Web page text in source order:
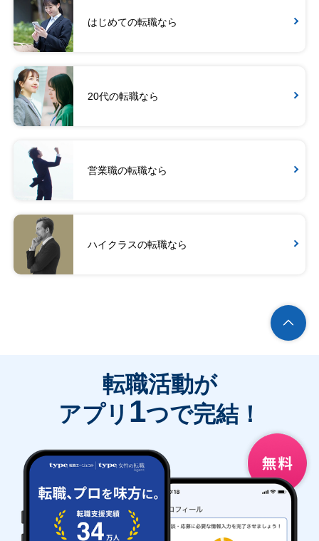
はじめての転職なら
20代の転職なら
営業職の転職なら
ハイクラスの転職なら
転職活動が
アプリ 1つで完結！